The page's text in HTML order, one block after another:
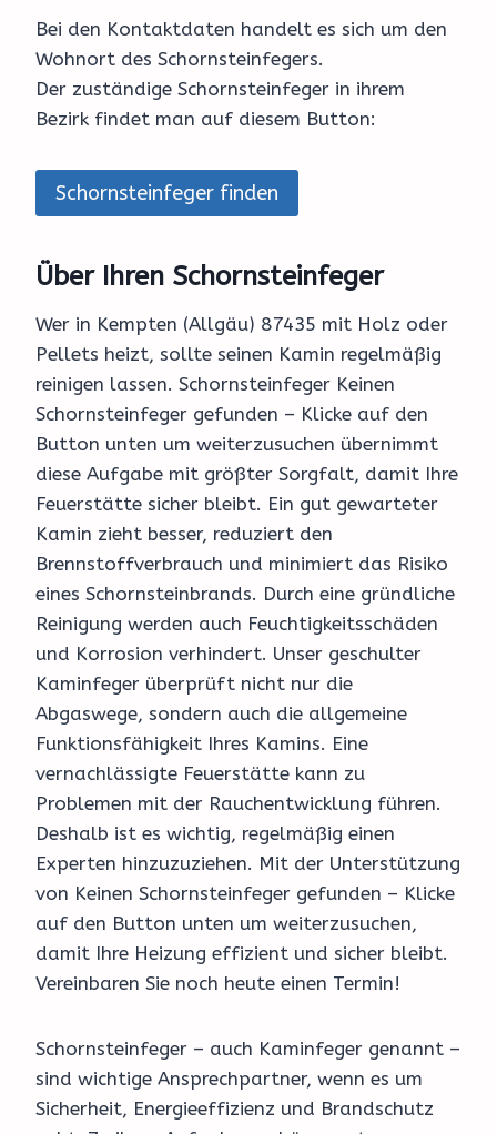
Bei den Kontaktdaten handelt es sich um den
Wohnort des Schornsteinfegers.
Der zuständige Schornsteinfeger in ihrem
Bezirk findet man auf diesem Button:
Schornsteinfeger finden
Über Ihren Schornsteinfeger
Wer in Kempten (Allgäu) 87435 mit Holz oder
Pellets heizt, sollte seinen Kamin regelmäßig
reinigen lassen. Schornsteinfeger Keinen
Schornsteinfeger gefunden – Klicke auf den
Button unten um weiterzusuchen übernimmt
diese Aufgabe mit größter Sorgfalt, damit Ihre
Feuerstätte sicher bleibt. Ein gut gewarteter
Kamin zieht besser, reduziert den
Brennstoffverbrauch und minimiert das Risiko
eines Schornsteinbrands. Durch eine gründliche
Reinigung werden auch Feuchtigkeitsschäden
und Korrosion verhindert. Unser geschulter
Kaminfeger überprüft nicht nur die
Abgaswege, sondern auch die allgemeine
Funktionsfähigkeit Ihres Kamins. Eine
vernachlässigte Feuerstätte kann zu
Problemen mit der Rauchentwicklung führen.
Deshalb ist es wichtig, regelmäßig einen
Experten hinzuzuziehen. Mit der Unterstützung
von Keinen Schornsteinfeger gefunden – Klicke
auf den Button unten um weiterzusuchen,
damit Ihre Heizung effizient und sicher bleibt.
Vereinbaren Sie noch heute einen Termin!
Schornsteinfeger – auch Kaminfeger genannt –
sind wichtige Ansprechpartner, wenn es um
Sicherheit, Energieeffizienz und Brandschutz